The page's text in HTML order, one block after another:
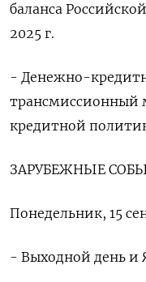
баланса
2025 г.
- Денежно-
трансмиссионный
кредитной
ЗАРУБЕЖНЫЕ
Понедельник, 15
- Выходной день и